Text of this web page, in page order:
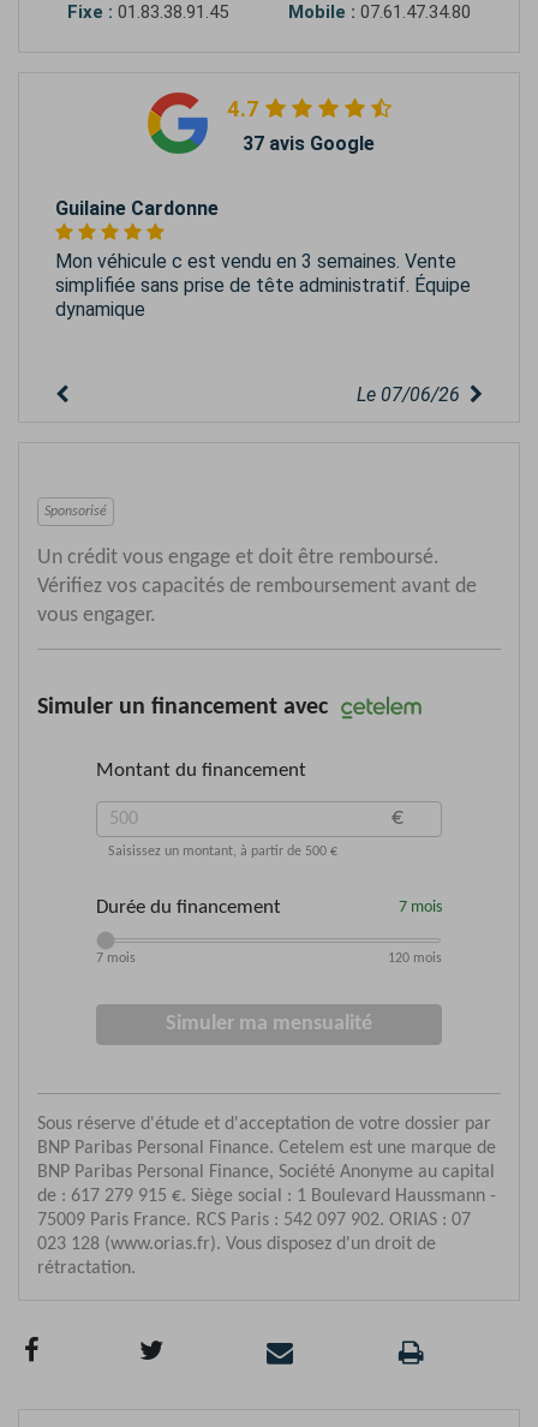
Fixe : 01.83.38.91.45 Mobile : 07.61.47.34.80
4.7
37 avis Google
Guilaine Cardonne
Mon véhicule c est vendu en 3 semaines. Vente
simplifiée sans prise de tête administratif. Équipe
dynamique
Le 07/06/26